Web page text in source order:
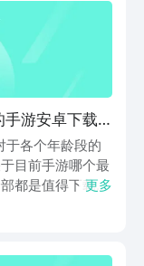
游安卓下载
各个年龄段的
目前手游哪个最
都是值得下载并
于阿里巴巴灵
更多